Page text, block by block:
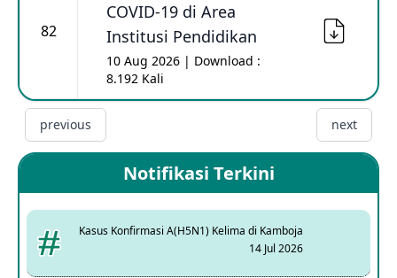
82
COVID-19 di Area
Institusi Pendidikan
10 Aug 2026 | Download :
8.192 Kali
previous next
Notifikasi Terkini
Kasus Konfirmasi A(H5N1) Kelima di Kamboja
14 Jul 2026